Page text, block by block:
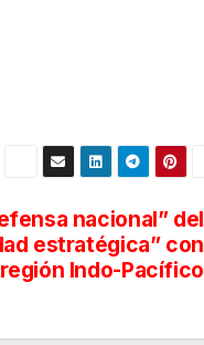
nacional” del
estratégica” con
Indo-Pacífico